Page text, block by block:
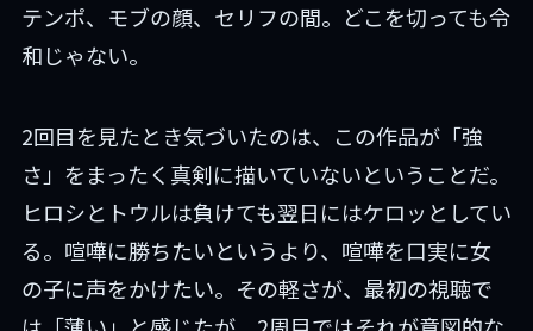
テンポ、モブの顔、セリフの間。どこを切っても令
和じゃない。
2回目を見たとき気づいたのは、この作品が「強
さ」をまったく真剣に描いていないということだ。
ヒロシとトウルは負けても翌日にはケロッとしてい
る。喧嘩に勝ちたいというより、喧嘩を口実に女
の子に声をかけたい。その軽さが、最初の視聴で